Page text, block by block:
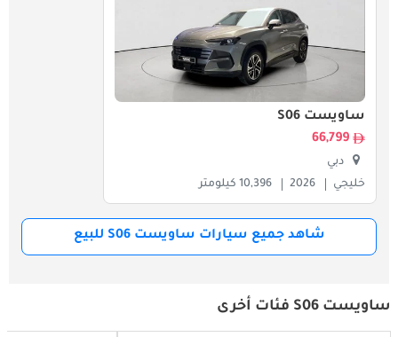
ساويست S06
66,799
دبي
خليجي
2026 10,396 كيلومتر
شاهد جميع سيارات ساويست S06 للبيع
ساويست S06 فئات أخرى